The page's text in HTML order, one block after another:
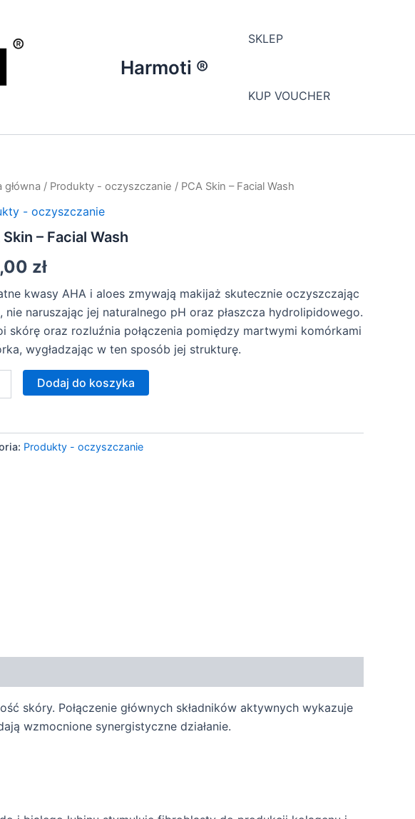
Harmoti ®
SKLEP
KUP VOUCHER
główna / Produkty - oczyszczanie / PCA Skin – Facial Wash
- oczyszczanie
Skin – Facial Wash
zł
kwasy AHA i aloes zmywają makijaż skutecznie oczyszczając
nie naruszając jej naturalnego pH oraz płaszcza hydrolipidowego.
skórę oraz rozluźnia połączenia pomiędzy martwymi komórkami
wygładzając w ten sposób jej strukturę.
Dodaj do koszyka
Produkty - oczyszczanie
skóry. Połączenie głównych składników aktywnych wykazuje
wzmocnione synergistyczne działanie.